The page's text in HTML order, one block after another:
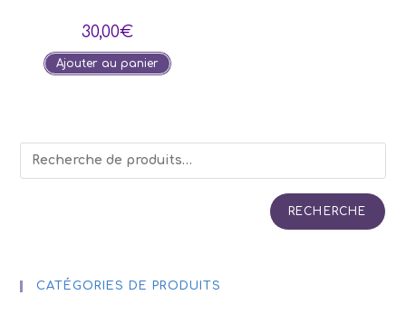
30,00€
Ajouter au panier
RECHERCHE
CATÉGORIES DE PRODUITS